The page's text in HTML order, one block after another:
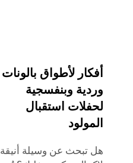
أفكار لأطواق بالونات
وردية وبنفسجية
لحفلات استقبال
المولود
هل تبحث عن وسيلة أنيقة